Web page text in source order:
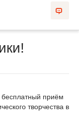
приём
творчества в